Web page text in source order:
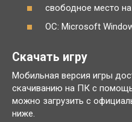
свободное место
ОС: Microsoft
Скачать игру
Мобильная версия игры
скачиванию на ПК с
можно загрузить с
ниже.